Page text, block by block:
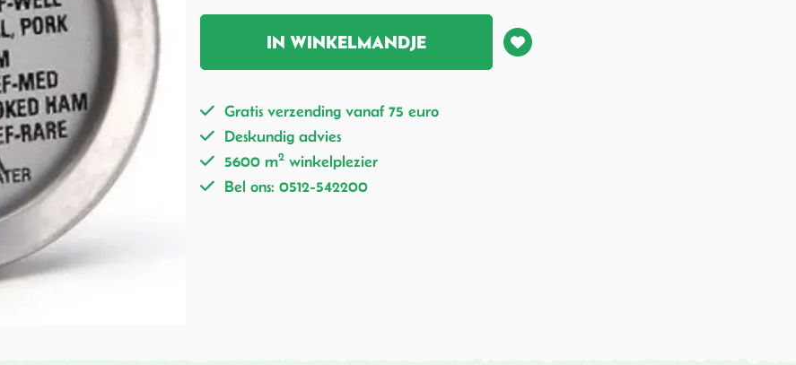
IN WINKELMANDJE
Gratis verzending vanaf 75 euro
Deskundig advies
5600 m2 winkelplezier
Bel ons: 0512-542200